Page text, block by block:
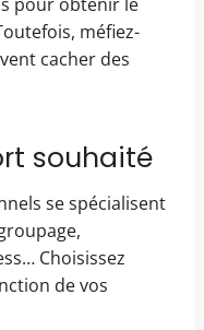
méfiez-
cacher des
souhaité
se spécialisent
Choisissez
de vos